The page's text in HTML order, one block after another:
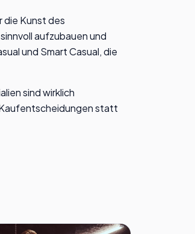
die Kunst des
aufzubauen und
und Smart Casual, die
sind wirklich
statt